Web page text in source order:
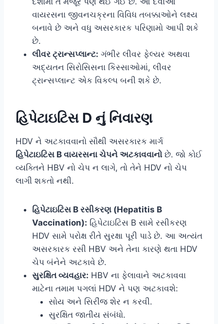
વાયરસના જીવનચક્રના વિવિધ તબક્કાઓને લક્ષ્ય
બનાવે છે અને વધુ અસરકારક પરિણામો આપી શકે
છે.
લીવર ટ્રાન્સપ્લાન્ટ: ગંભીર લીવર ફેલ્યર અથવા
અદ્યતન સિરોસિસના કિસ્સાઓમાં, લીવર
ટ્રાન્સપ્લાન્ટ એક વિકલ્પ બની શકે છે.
હિપેટાઇટિસ D નું નિવારણ
HDV ને અટકાવવાનો સૌથી અસરકારક માર્ગ
હિપેટાઇટિસ B વાયરસના ચેપને અટકાવવાનોછે. જો કોઈ
વ્યક્તિને HBV નો ચેપ ન લાગે, તો તેને HDV નો ચેપ
લાગી શકતો નથી.
હિપેટાઇટિસ B રસીકરણ (Hepatitis B
Vaccination): હિપેટાઇટિસ B સામે રસીકરણ
HDV સામે પરોક્ષ રીતે સુરક્ષા પૂરી પાડે છે. આ અત્યંત
અસરકારક રસી HBV અને તેના કારણે થતા HDV
ચેપ બંનેને અટકાવે છે.
સુરક્ષિત વ્યવહાર: HBV ના ફેલાવાને અટકાવવા
માટેના તમામ પગલાં HDV ને પણ અટકાવશે:
સોય અને સિરીંજ શેર ન કરવી.
સુરક્ષિત જાતીય સંબંધો.